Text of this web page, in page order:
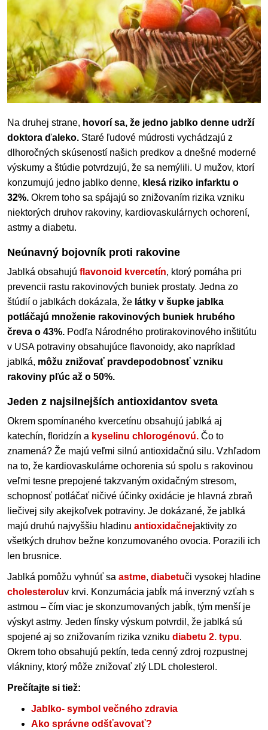
Na druhej strane, hovorí sa, že jedno jablko denne udrží
doktora ďaleko. Staré ľudové múdrosti vychádzajú z
dlhoročných skúseností našich predkov a dnešné moderné
výskumy a štúdie potvrdzujú, že sa nemýlili. U mužov, ktorí
konzumujú jedno jablko denne, klesá riziko infarktu o
32%. Okrem toho sa spájajú so znižovaním rizika vzniku
niektorých druhov rakoviny, kardiovaskulárnych ochorení,
astmy a diabetu.
Neúnavný bojovník proti rakovine
Jablká obsahujú flavonoid kvercetín, ktorý pomáha pri
prevencii rastu rakovinových buniek prostaty. Jedna zo
štúdií o jablkách dokázala, že látky v šupke jablka
potláčajú množenie rakovinových buniek hrubého
čreva o 43%. Podľa Národného protirakovinového inštitútu
v USApotraviny obsahujúce flavonoidy, ako napríklad
jablká, môžu znižovať pravdepodobnosť vzniku
rakoviny pľúc až o 50%.
Jeden z najsilnejších antioxidantov sveta
Okrem spomínaného kvercetínu obsahujú jablká aj
katechín, floridzín a kyselinu chlorogénovú. Čo to
znamená? Že majú veľmi silnú antioxidačnú silu. Vzhľadom
na to, že kardiovaskulárne ochorenia sú spolu s rakovinou
veľmi tesne prepojené takzvaným oxidačným stresom,
schopnosť potláčať ničivé účinky oxidácie je hlavná zbraň
liečivej sily akejkoľvek potraviny. Je dokázané, že jablká
majú druhú najvyššiu hladinu antioxidačnejaktivity zo
všetkých druhov bežne konzumovaného ovocia. Porazili ich
len brusnice.
Jablká pomôžu vyhnúť sa astme, diabetuči vysokej hladine
cholesteroluv krvi. Konzumácia jabĺk má inverzný vzťah s
astmou – čím viac je skonzumovaných jabĺk, tým menší je
výskyt astmy. Jeden fínsky výskum potvrdil, že jablká sú
spojené aj so znižovaním rizika vzniku diabetu 2. typu.
Okrem toho obsahujú pektín, teda cenný zdroj rozpustnej
vlákniny, ktorý môže znižovať zlý LDL cholesterol.
Prečítajte si tiež:
Jablko- symbol večného zdravia
Ako správne odšťavovať?